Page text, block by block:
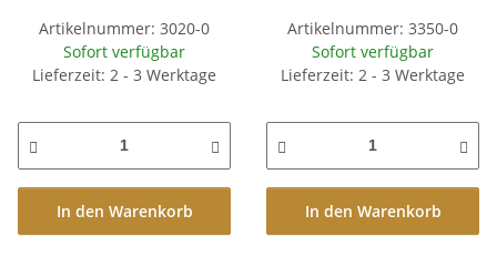
Artikelnummer: 3020-0
Sofort verfügbar
Lieferzeit: 2 - 3 Werktage
In den Warenkorb
Artikelnummer: 3350-0
Sofort verfügbar
Lieferzeit: 2 - 3 Werktage
In den Warenkorb